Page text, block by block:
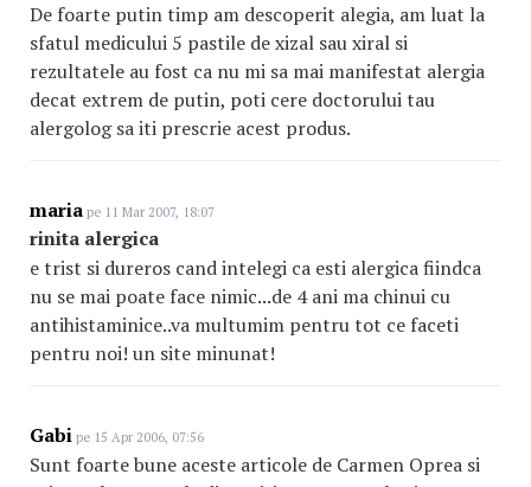
De foarte putin timp am descoperit alegia, am luat la
sfatul medicului 5 pastile de xizal sau xiral si
rezultatele au fost ca nu mi sa mai manifestat alergia
decat extrem de putin, poti cere doctorului tau
alergolog sa iti prescrie acest produs.
maria pe 11 Mar 2007, 18:07
rinita alergica
e trist si dureros cand intelegi ca esti alergica fiindca
nu se mai poate face nimic...de 4 ani ma chinui cu
antihistaminice..va multumim pentru tot ce faceti
pentru noi! un site minunat!
Gabi pe 15 Apr 2006, 07:56
Sunt foarte bune aceste articole de Carmen Oprea si